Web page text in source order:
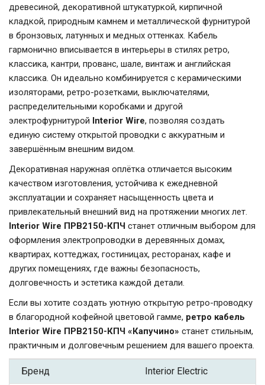
древесиной, декоративной штукатуркой, кирпичной
кладкой, природным камнем и металлической фурнитурой
в бронзовых, латунных и медных оттенках. Кабель
гармонично вписывается в интерьеры в стилях ретро,
классика, кантри, прованс, шале, винтаж и английская
классика. Он идеально комбинируется с керамическими
изоляторами, ретро-розетками, выключателями,
распределительными коробками и другой
электрофурнитурой Interior Wire, позволяя создать
единую систему открытой проводки с аккуратным и
завершённым внешним видом.
Декоративная наружная оплётка отличается высоким
качеством изготовления, устойчива к ежедневной
эксплуатации и сохраняет насыщенность цвета и
привлекательный внешний вид на протяжении многих лет.
Interior Wire ПРВ2150-КПЧ станет отличным выбором для
оформления электропроводки в деревянных домах,
квартирах, коттеджах, гостиницах, ресторанах, кафе и
других помещениях, где важны безопасность,
долговечность и эстетика каждой детали.
Если вы хотите создать уютную открытую ретро-проводку
в благородной кофейной цветовой гамме, ретро кабель
Interior Wire ПРВ2150-КПЧ «Капучино» станет стильным,
практичным и долговечным решением для вашего проекта.
Бренд Interior Electric